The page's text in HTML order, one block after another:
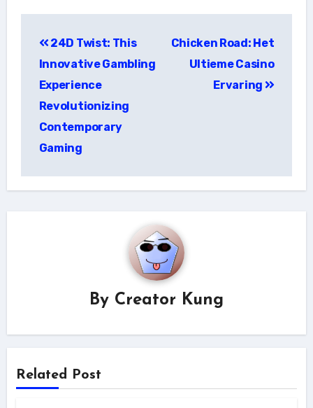
เรื่อง
24D Twist: This
Innovative Gambling
Experience
Revolutionizing
Contemporary
Gaming
Chicken Road: Het
Ultieme Casino
Ervaring
By Creator Kung
Related Post